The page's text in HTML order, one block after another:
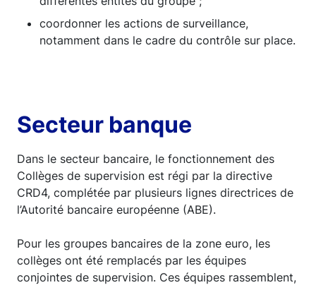
coordonner les actions de surveillance,
notamment dans le cadre du contrôle sur place.
Secteur banque
Dans le secteur bancaire, le fonctionnement des
Collèges de supervision est régi par la directive
CRD4, complétée par plusieurs lignes directrices de
l’Autorité bancaire européenne (ABE).
Pour les groupes bancaires de la zone euro, les
collèges ont été remplacés par les équipes
conjointes de supervision. Ces équipes rassemblent,